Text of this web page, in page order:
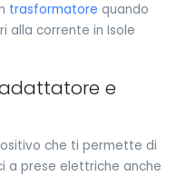
trasformatore quando
alla corrente in Isole
e
che ti permette di
a prese elettriche anche